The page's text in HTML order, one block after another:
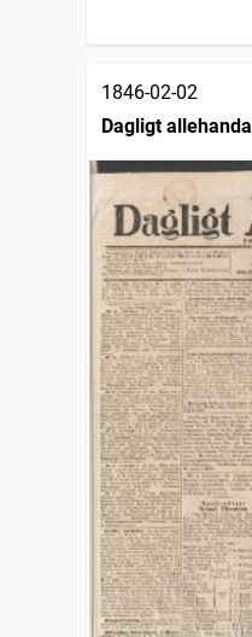
1846-02-02
Dagligt allehanda